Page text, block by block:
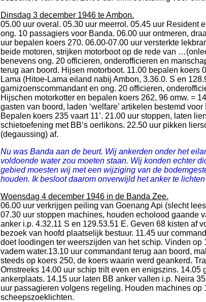
Dinsdag 3 december 1946 te Ambon.
05.00 uur overal. 05.30 uur meerrol. 05.45 uur Resident
ong. 10 passagiers voor Banda. 06.00 uur ontmeren,
uur bepalen koers 270. 06.00-07.00 uur versterkte
beide motoren, strijken motorboot op de rede van
benevens ong. 20 officieren, onderofficieren en
terug aan boord. Hijsen motorboot. 11.00 bepalen koers
Lama (Hitoe-Lama eiland nabij Ambon, 3.36.0. S en
garnizoenscommandant en ong. 20 officieren,
Hijschen motorkotter en bepalen koers 262, 96 omw. =
gasten van boord, laden ‘welfare’ artikelen bestemd
Bepalen koers 235 vaart 11’. 21.00 uur stoppen, laten
schietoefening met BB’s oerlikons. 22.50 uur pikken
(degaussing) af.
Nu was Banda aan de beurt. Wij ankerden onder het
voldoende water zou moeten staan. Wij konden echter
gebied moesten wij met een wijziging van de
houden. Ik besloot daarom onverwijld het anker te
Woensdag 4 december 1946 in de Banda Zee.
06.00 uur verkrijgen peiling van Goenang Api (slecht
07.30 uur stoppen machines, houden echolood gaande
anker i.p. 4.32.11 S en 129.53.51 E. Geven 68 kisten af
bezoek van hoofd plaatselijk bestuur. 11.45 uur
doet loodingen ter weerszijden van het schip. Vinden
vadem water.13.10 uur commandant terug aan boord,
steeds op koers 250, de koers waarin werd geankerd.
Omstreeks 14.00 uur schip trilt even en enigszins.
ankerplaats. 14.15 uur laten BB anker vallen i.p. Neira
uur passagieren volgens regeling. Houden machines
scheepszoeklichten.